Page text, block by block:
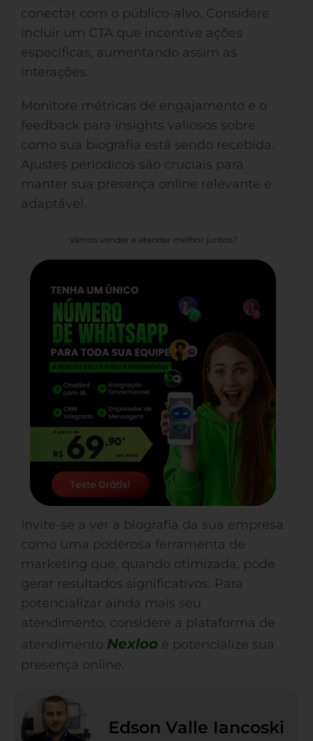
conectar com o público-alvo. Considere
incluir um CTA que incentive ações
específicas, aumentando assim as
interações.
Monitore métricas de engajamento e o
feedback para insights valiosos sobre
como sua biografia está sendo recebida.
Ajustes periódicos são cruciais para
manter sua presença online relevante e
adaptável.
Vamos vender e atender melhor juntos?
Invite-se a ver a biografia da sua empresa
como uma poderosa ferramenta de
marketing que, quando otimizada, pode
gerar resultados significativos. Para
potencializar ainda mais seu
atendimento, considere a plataforma de
atendimento Nexloo e potencialize sua
presença online.
Edson Valle Iancoski